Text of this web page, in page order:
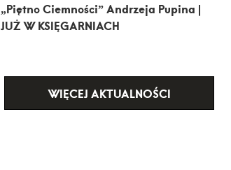
„Piętno Ciemności” Andrzeja Pupina |
JUŻ W KSIĘGARNIACH
WIĘCEJ AKTUALNOŚCI